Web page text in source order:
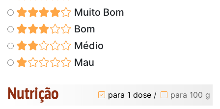
Muito Bom
Bom
Médio
Mau
Nutrição para 1 dose / para 100 g